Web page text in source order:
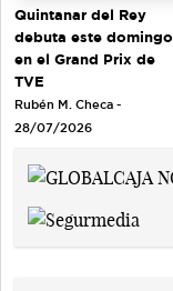
Quintanar del Rey
debuta este domingo
en el Grand Prix de
TVE
Rubén M. Checa -
28/07/2026